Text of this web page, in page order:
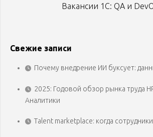
Вакансии 1С: QA и
Свежие записи
Почему внедрение ИИ буксует:
2025: Годовой обзор рынка труда
Аналитики
Talent marketplace: когда